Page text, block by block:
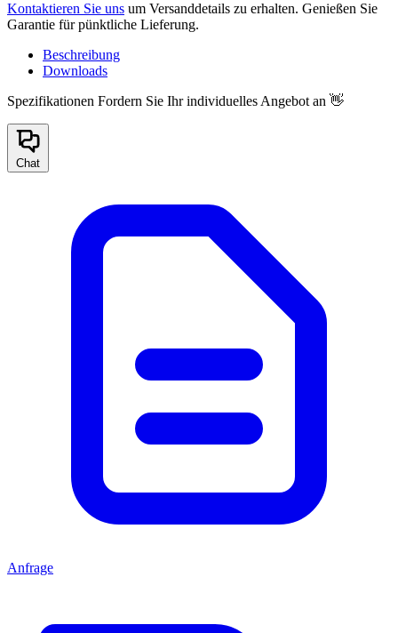
Kontaktieren Sie uns um Versanddetails zu erhalten. Genießen Sie
Garantie für pünktliche Lieferung.
Beschreibung
Downloads
Spezifikationen Fordern Sie Ihr individuelles Angebot an 👋
Chat
Anfrage